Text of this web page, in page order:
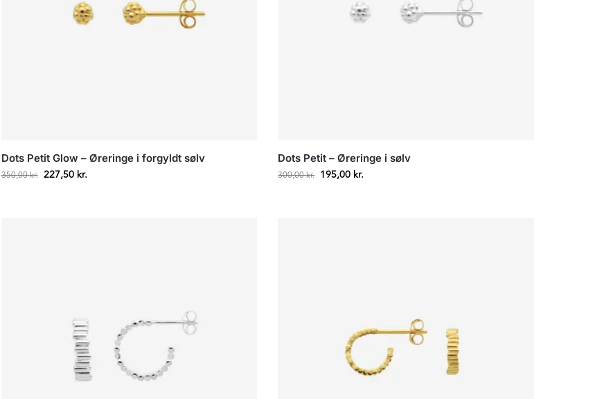
Dots Petit Glow – Øreringe i forgyldt sølv
350,00kr. 227,50 kr.
Dots Petit – Øreringe i sølv
300,00kr. 195,00 kr.